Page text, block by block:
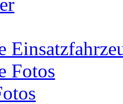
Fotos